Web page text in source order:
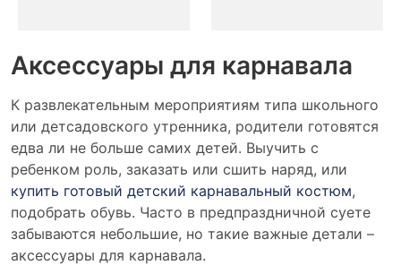
Аксессуары для карнавала
К развлекательным мероприятиям типа школьного
или детсадовского утренника, родители готовятся
едва ли не больше самих детей. Выучить с
ребенком роль, заказать или сшить наряд, или
купить готовый детский карнавальный костюм,
подобрать обувь. Часто в предпраздничной суете
забываются небольшие, но такие важные детали –
аксессуары для карнавала.